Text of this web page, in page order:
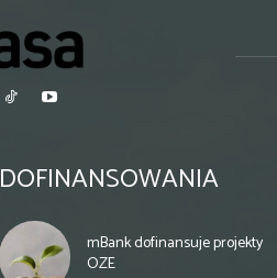
DOFINANSOWANIA
mBank dofinansuje projekty
OZE